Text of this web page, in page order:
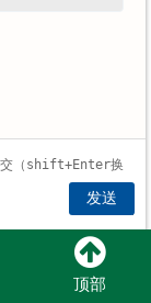
顶部
发送